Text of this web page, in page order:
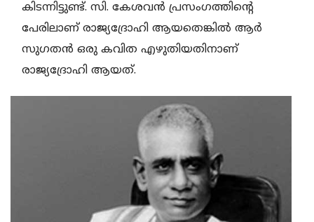
കിടന്നിട്ടുണ്ട്. സി. കേശവന്‍ പ്രസംഗത്തിന്റെ
പേരിലാണ് രാജ്യദ്രോഹി ആയതെങ്കില്‍ ആര്‍
സുഗതന്‍ ഒരു കവിത എഴുതിയതിനാണ്
രാജ്യദ്രോഹി ആയത്.